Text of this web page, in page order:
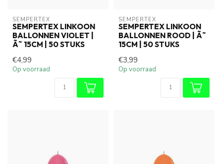
SEMPERTEX
SEMPERTEX LINKOON
BALLONNEN VIOLET |
Ã˜ 15CM | 50 STUKS
€4,99
Op voorraad
SEMPERTEX
SEMPERTEX LINKOON
BALLONNEN ROOD | Ã˜
15CM | 50 STUKS
€3,99
Op voorraad